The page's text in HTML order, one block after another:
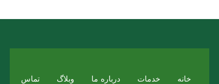
خانه خدمات درباره ما وبلاگ تماس